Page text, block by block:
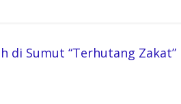
di Sumut “Terhutang Zakat”